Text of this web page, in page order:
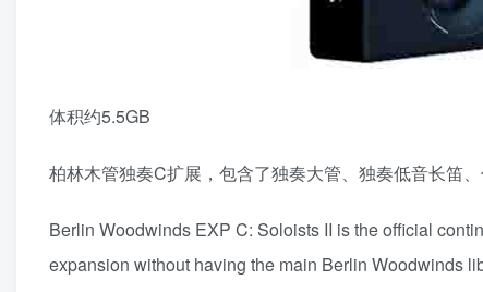
体积约5.5GB
柏林木管独奏C扩展，包含了独奏大管、独奏低音长笛
Berlin Woodwinds EXP C: Soloists II is the official
expansion without having the main Berlin Woodwinds